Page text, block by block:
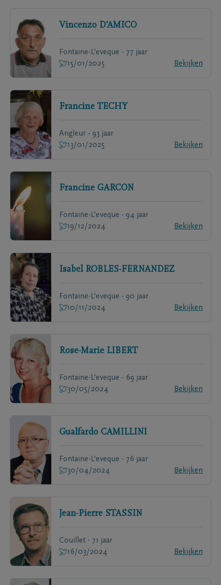
Vincenzo D'AMICO
Fontaine-L'eveque - 77 jaar
15/01/2025
Bekijken
Francine TECHY
Angleur - 93 jaar
13/01/2025
Bekijken
Francine GARCON
Fontaine-L'eveque - 94 jaar
19/12/2024
Bekijken
Isabel ROBLES-FERNANDEZ
Fontaine-L'eveque - 90 jaar
10/11/2024
Bekijken
Rose-Marie LIBERT
Fontaine-L'eveque - 69 jaar
30/05/2024
Bekijken
Gualfardo CAMILLINI
Fontaine-L'eveque - 76 jaar
30/04/2024
Bekijken
Jean-Pierre STASSIN
Couillet - 71 jaar
16/03/2024
Bekijken